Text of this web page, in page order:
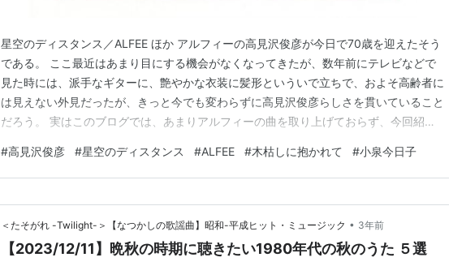
星空のディスタンス／ALFEE ほか アルフィーの高見沢俊彦が今日で70歳を迎えたそう
である。 ここ最近はあまり目にする機会がなくなってきたが、数年前にテレビなどで
見た時には、派手なギターに、艶やかな衣装に髪形といういで立ちで、およそ高齢者に
は見えない外見だったが、きっと今でも変わらずに高見沢俊彦らしさを貫いていること
だろう。 実はこのブログでは、あまりアルフィーの曲を取り上げておらず、今回紹介
クのあいだの微妙な音楽で、どこか洋楽感が漂うような、そんな印象を持っている。
これを機会に、この後、アルフィーのヒット曲をし…
#高見沢俊彦 #星空のディスタンス #ALFEE #木枯しに抱かれて #小泉今日子
＜たそがれ -Twilight-＞【なつかしの歌謡曲】昭和-平成ヒット・ミュージック • 3年前
【2023/12/11】晩秋の時期に聴きたい1980年代の秋のうた ５選